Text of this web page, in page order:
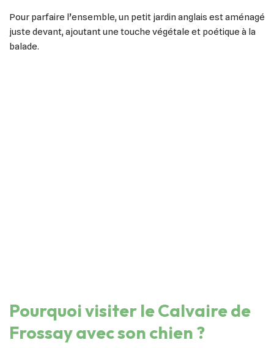
Pour parfaire l’ensemble, un petit jardin anglais est aménagé
juste devant, ajoutant une touche végétale et poétique à la
balade.
Pourquoi visiter le Calvaire de
Frossay avec son chien ?